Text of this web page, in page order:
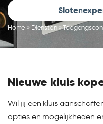
Home » Diensten »
Nieuwe kluis
Wil jij een kluis
opties en mogelijkheden